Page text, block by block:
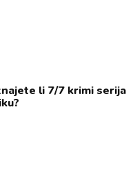
li 7/7 krimi serija